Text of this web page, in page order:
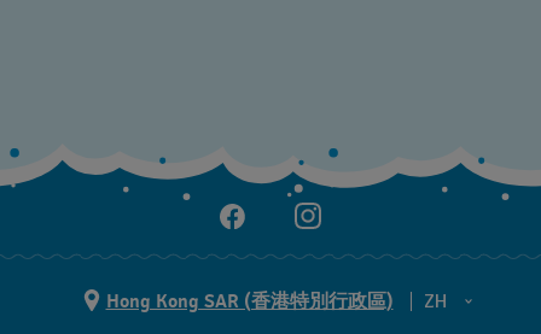
Hong Kong SAR (香港特別行政區)
ZH